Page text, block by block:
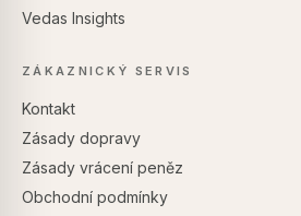
Vedas Insights
ZÁKAZNICKÝ SERVIS
Kontakt
Zásady dopravy
Zásady vrácení peněz
Obchodní podmínky